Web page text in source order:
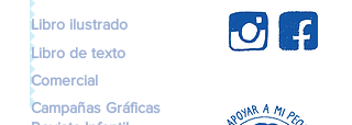
Libro ilustrado
Libro de texto
Comercial
Campañas Gráficas